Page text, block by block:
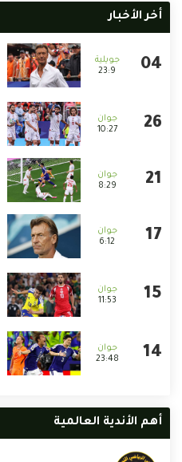
أخر الأخبار
23:9
10:27
8:29
6:12
11:53
23:48
أهم الأندية العالمية